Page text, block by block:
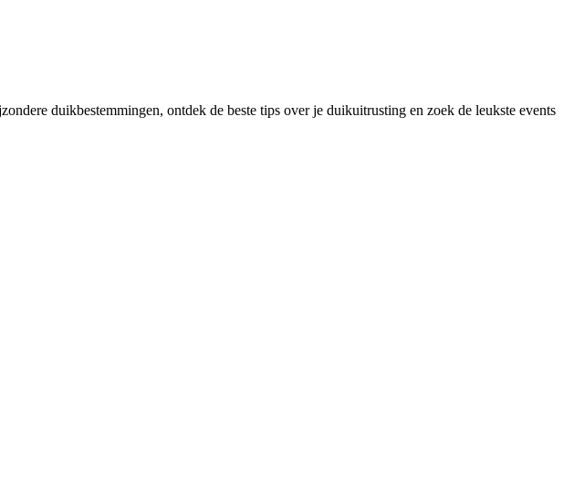
duikbestemmingen, ontdek de beste tips over je duikuitrusting en zoek de leukste events